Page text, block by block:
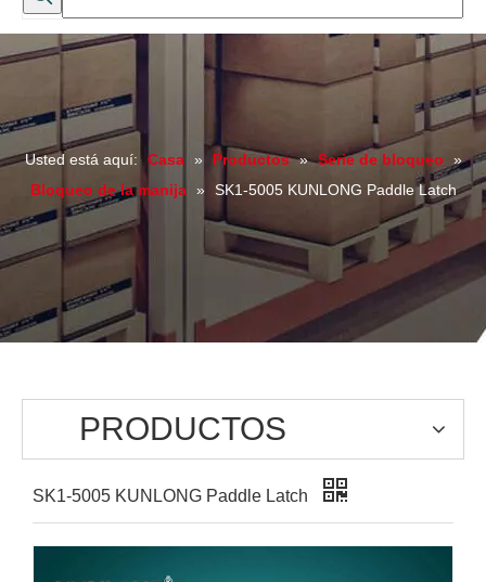
Usted está aquí: Casa » Productos » Serie de bloqueo
»
Bloqueo de la manija » SK1-5005 KUNLONG Paddle Latch
PRODUCTOS
SK1-5005 KUNLONG Paddle Latch